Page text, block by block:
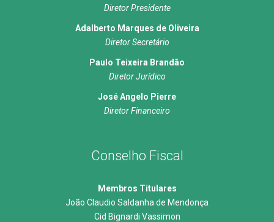
Diretor Presidente
Adalberto Marques de Oliveira
Diretor Secretário
Paulo Teixeira Brandão
Diretor Jurídico
José Angelo Pierre
Diretor Financeiro
Conselho Fiscal
Membros Titulares
João Claudio Saldanha de Mendonça
Cid Bignardi Vassimon